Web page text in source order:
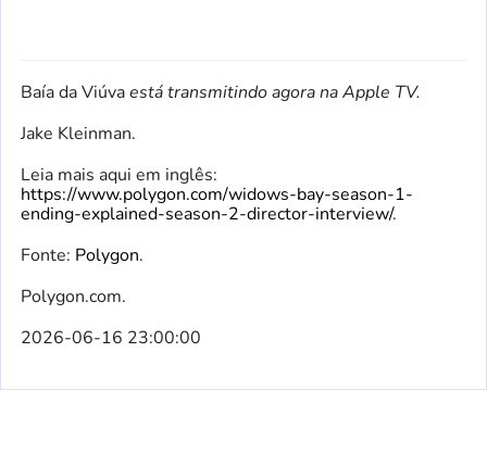
Baía da Viúvaestá transmitindo agora na Apple TV.
Jake Kleinman.
Leia mais aqui em inglês:
https://www.polygon.com/widows-bay-season-1-
ending-explained-season-2-director-interview/.
Fonte: Polygon.
Polygon.com.
2026-06-16 23:00:00